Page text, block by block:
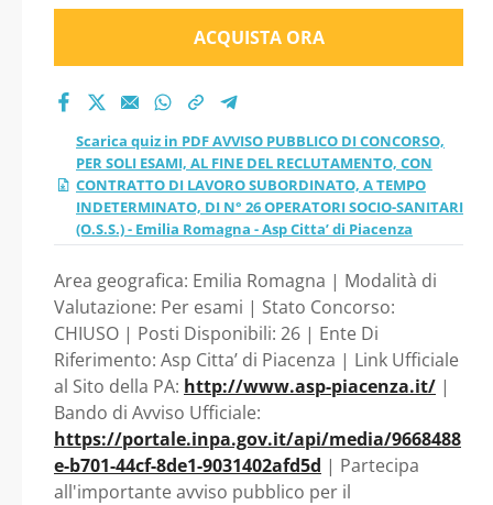
LAVORO
SUBORDINATO, A
TEMPO
INDETERMINATO, DI
N° 26 OPERATORI
SOCIO-SANITARI
(O.S.S.) - Emilia
Romagna - Asp Citta’
di Piacenza
INDETERMINATO, DI N° 26
OPERATORI SOCIO-
SANITARI (O.S.S.) - Emilia
Romagna - Asp Citta’ di
Piacenza
ACQUISTA ORA
Scarica quiz in PDF AVVISO PUBBLICO DI CONCORSO,
PER SOLI ESAMI, AL FINE DEL RECLUTAMENTO, CON
CONTRATTO DI LAVORO SUBORDINATO, A TEMPO
INDETERMINATO, DI N° 26 OPERATORI SOCIO-SANITARI
(O.S.S.) - Emilia Romagna - Asp Citta’ di Piacenza
Area geografica: Emilia Romagna | Modalità di
Valutazione: Per esami | Stato Concorso:
CHIUSO | Posti Disponibili: 26 | Ente Di
Riferimento: Asp Citta’ di Piacenza | Link Ufficiale
al Sito della PA: http://www.asp-piacenza.it/ |
Bando di Avviso Ufficiale:
https://portale.inpa.gov.it/api/media/9668488
e-b701-44cf-8de1-9031402afd5d | Partecipa
all'importante avviso pubblico per il